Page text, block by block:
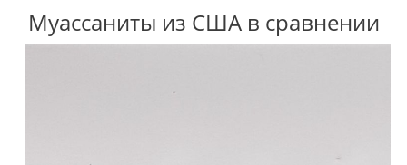
Муассаниты из США в сравнении